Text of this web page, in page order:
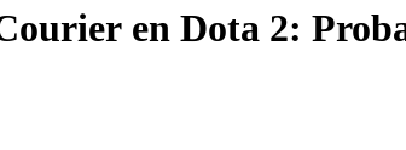
en Dota 2: